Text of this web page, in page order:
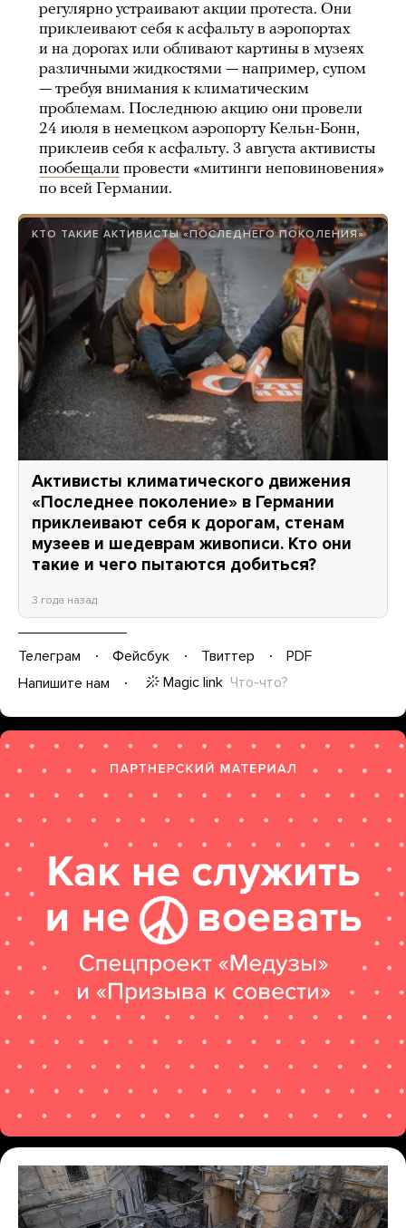
регулярно устраивают акции протеста. Они
приклеивают себя к асфальту в аэропортах
и на дорогах или обливают картины в музеях
различными жидкостями — например, супом
— требуя внимания к климатическим
проблемам. Последнюю акцию они провели
24 июля в немецком аэропорту Кельн-Бонн,
приклеив себя к асфальту. 3 августа активисты
пообещали провести «митинги неповиновения»
по всей Германии.
КТО ТАКИЕ АКТИВИСТЫ «ПОСЛЕДНЕГО ПОКОЛЕНИЯ»
Активисты климатического движения
«Последнее поколение» в Германии
приклеивают себя к дорогам, стенам
музеев и шедеврам живописи. Кто они
такие и чего пытаются добиться?
3 года назад
Телеграм Фейсбук Твиттер
PDF
Напишите нам
Magic link Что-что?